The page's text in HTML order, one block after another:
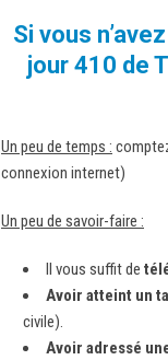
Si vous
jour 410 de
Un peu de temps :
connexion internet)
Un peu de savoir-faire :
Il vous suffit de
Avoir atteint un
civile).
Avoir adressé